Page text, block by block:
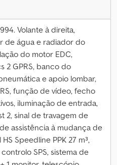
Volante à direita,
de água e radiador do
do motor EDC,
2 GPRS, banco do
e apoio lombar,
função de vídeo, fecho
iluminação de entrada,
2, sinal de travagem de
assistência à mudança de
Speedline PPK 27 m³,
SPS, sistema de